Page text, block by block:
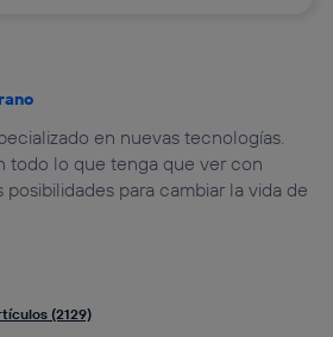
en nuevas tecnologías.
todo lo que tenga que ver con
posibilidades para cambiar la vida de
(2129)